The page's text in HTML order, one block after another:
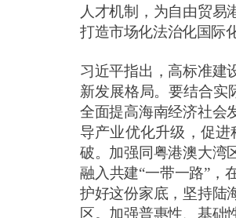
人才机制，为自由贸易
打造市场化法治化国际
习近平指出，高标准建
新发展格局。要结合实
全面提高海南经济社会
导产业优化升级，促
破。加强同粤港澳大湾
融入共建“一带一路”，
护好这份家底，坚持陆
区。加强普惠性、基础